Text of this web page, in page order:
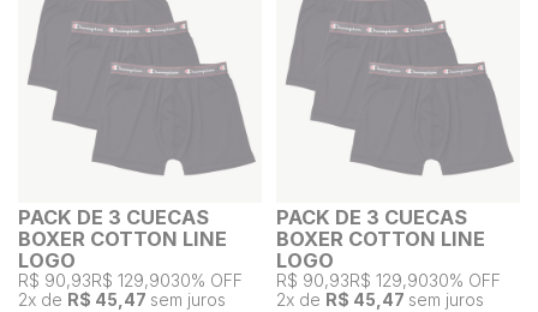
PACK DE 3 CUECAS
BOXER COTTON LINE
LOGO
R$ 90,93R$ 129,9030% OFF
2x de R$ 45,47 sem juros
PACK DE 3 CUECAS
BOXER COTTON LINE
LOGO
R$ 90,93R$ 129,9030% OFF
2x de R$ 45,47 sem juros